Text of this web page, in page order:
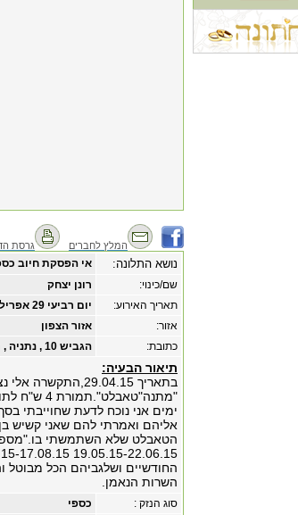
גרסת המלץ לחברים
אי הפסקת חיוב נושא התלונה:
רונן יצחק
שם/כינוי:
‏יום רביעי ‏29 ‏אפריל ‏2015
תאריך האירוע:
אזור הצפון
אזור:
הגביש 10 , נתניה , ת"ד 4060
כתובת:
תיאור הבעיה:
החודשיים ושלגביהם הכל מבוטל
השרות הנאמן.
כספי
סוג הנזק :